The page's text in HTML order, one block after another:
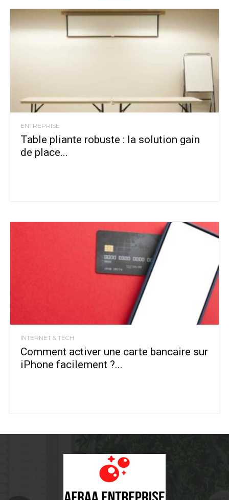
ENTREPRISE
Table pliante robuste : la solution gain
de place...
INTERNET & TECH
Comment activer une carte bancaire sur
iPhone facilement ?...